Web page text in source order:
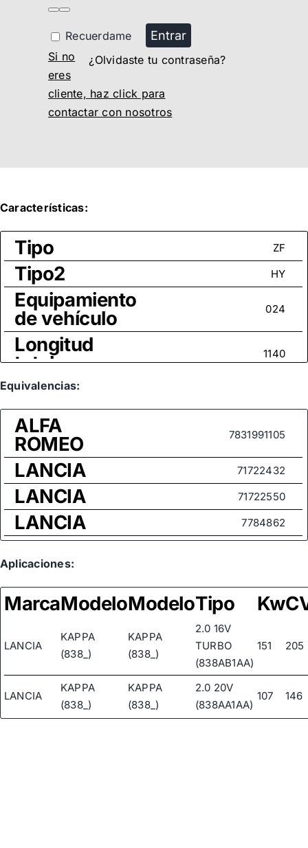
Recuerdame Entrar
¿Olvidaste tu contraseña?
Si no
eres
cliente, haz click para
contactar con nosotros
Características:
Tipo ZF
Tipo2 HY
Equipamiento
de vehículo 024
Longitud
total 1140
Tamaño
rosca
Medida de
rosca (rótula
axial)
Equivalencias:
ALFA
ROMEO 7831991105
LANCIA 71722432
LANCIA 71722550
LANCIA 7784862
LANCIA
LANCIA
Aplicaciones:
MarcaModeloModeloTipo Kw
LANCIA
KAPPA
(838_)
KAPPA
(838_)
2.0 16V
TURBO
(838AB1AA)
151 205
LANCIA
KAPPA
(838_)
KAPPA
(838_)
2.0 20V
(838AA1AA)
107 146